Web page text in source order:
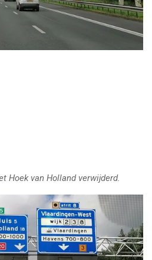
Hoek van Holland verwijderd.